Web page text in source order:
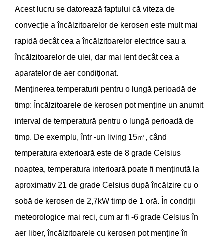
Acest lucru se datorează faptului că viteza de
convecție a încălzitoarelor de kerosen este mult mai
rapidă decât cea a încălzitoarelor electrice sau a
încălzitoarelor de ulei, dar mai lent decât cea a
aparatelor de aer condiționat.
Menținerea temperaturii pentru o lungă perioadă de
timp: Încălzitoarele de kerosen pot menține un anumit
interval de temperatură pentru o lungă perioadă de
timp. De exemplu, într -un living 15㎡, când
temperatura exterioară este de 8 grade Celsius
noaptea, temperatura interioară poate fi menținută la
aproximativ 21 de grade Celsius după încălzire cu o
sobă de kerosen de 2,7kW timp de 1 oră. În condiții
meteorologice mai reci, cum ar fi -6 grade Celsius în
aer liber, încălzitoarele cu kerosen pot menține în